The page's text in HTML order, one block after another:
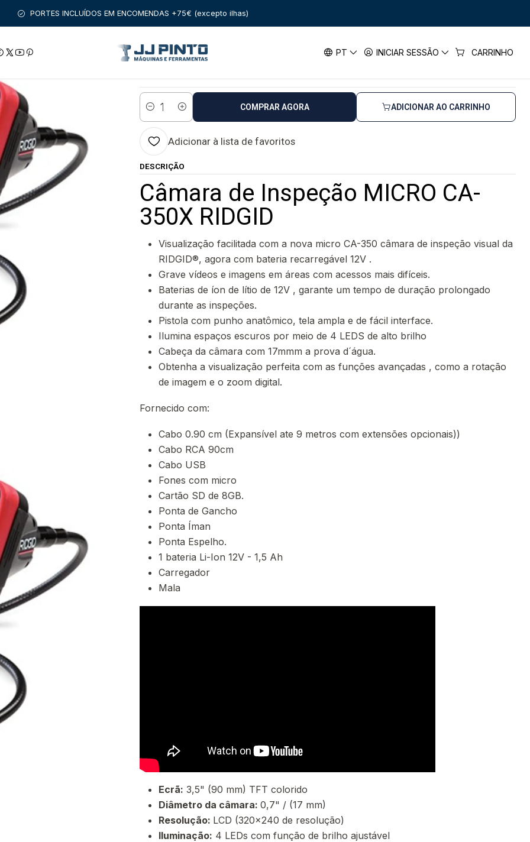
PT INICIAR SESSÃO CARRINHO
PORTES INCLUÍDOS EM ENCOMENDAS +75€ (excepto ilhas)
Envio em 5 a 10 dias úteis Câmara de Inspeção MICRO CA-350X RIDGID
Câmara de Inspeção MICRO CA-350X RIDGID
Estado: Envio em 5 a 10 dias úteis
Quantidade
ADICIONAR AO CARRINHO
COMPRAR AGORA
Adicionar à lista de favoritos
DESCRIÇÃO
Câmara de Inspeção MICRO CA-
350X RIDGID
Visualização facilitada com a nova micro CA-350 câmara de inspeção visual da
RIDGID®, agora com bateria recarregável 12V .
Grave vídeos e imagens em áreas com acessos mais difíceis.
Baterias de íon de lítio de 12V , garante um tempo de duração prolongado
durante as inspeções.
Pistola com punho anatômico, tela ampla e de fácil interface.
Ilumina espaços escuros por meio de 4 LEDS de alto brilho
Cabeça da câmara com 17mmm a prova d´água.
Obtenha a visualização perfeita com as funções avançadas , como a rotação
de imagem e o zoom digital.
Fornecido com:
Cabo 0.90 cm (Expansível ate 9 metros com extensões opcionais))
Cabo RCA 90cm
Cabo USB
Fones com micro
Cartão SD de 8GB.
Ponta de Gancho
Ponta Íman
Ponta Espelho.
1 bateria Li-Ion 12V - 1,5 Ah
Carregador
Mala
Ecrã: 3,5" (90 mm) TFT colorido
Diâmetro da câmara: 0,7" / (17 mm)
Resolução: LCD (320x240 de resolução)
Iluminação: 4 LEDs com função de brilho ajustável